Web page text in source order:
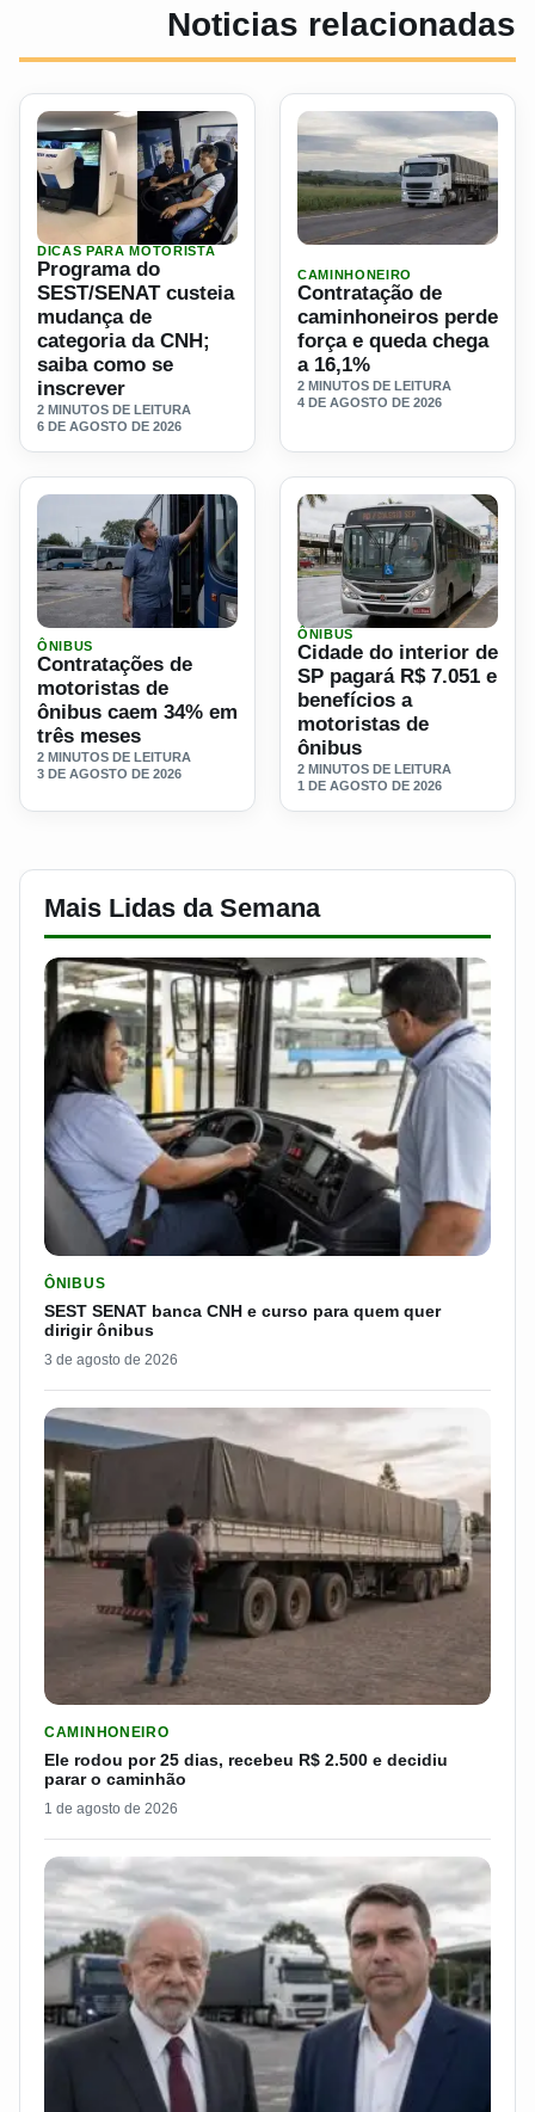
Noticias relacionadas
Ler materia: Programa do SEST/SENAT custeia
DICAS PARA MOTORISTA
Programa do
SEST/SENAT custeia
mudança de
categoria da CNH;
saiba como se
inscrever
2 MINUTOS DE LEITURA
6 DE AGOSTO DE 2026
CAMINHONEIRO
Contratação de
caminhoneiros perde
força e queda chega
a 16,1%
2 MINUTOS DE LEITURA
4 DE AGOSTO DE 2026
Ler materia: Contratações de motoristas de ônibus caem
ÔNIBUS
Contratações de
motoristas de
ônibus caem 34% em
três meses
2 MINUTOS DE LEITURA
3 DE AGOSTO DE 2026
Ler materia: Cidade do
ÔNIBUS
Cidade do interior de
SP pagará R$ 7.051 e
benefícios a
motoristas de
ônibus
2 MINUTOS DE LEITURA
1 DE AGOSTO DE 2026
Mais Lidas da Semana
ÔNIBUS
SEST SENAT banca CNH e curso para quem quer
dirigir ônibus
3 de agosto de 2026
CAMINHONEIRO
Ele rodou por 25 dias, recebeu R$ 2.500 e decidiu
parar o caminhão
1 de agosto de 2026